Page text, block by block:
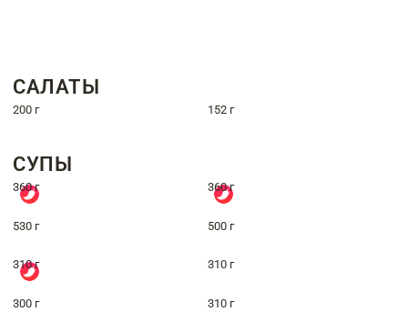
САЛАТЫ
200 г 152 г
СУПЫ
360 г 360 г
530 г 500 г
310 г 310 г
300 г 310 г